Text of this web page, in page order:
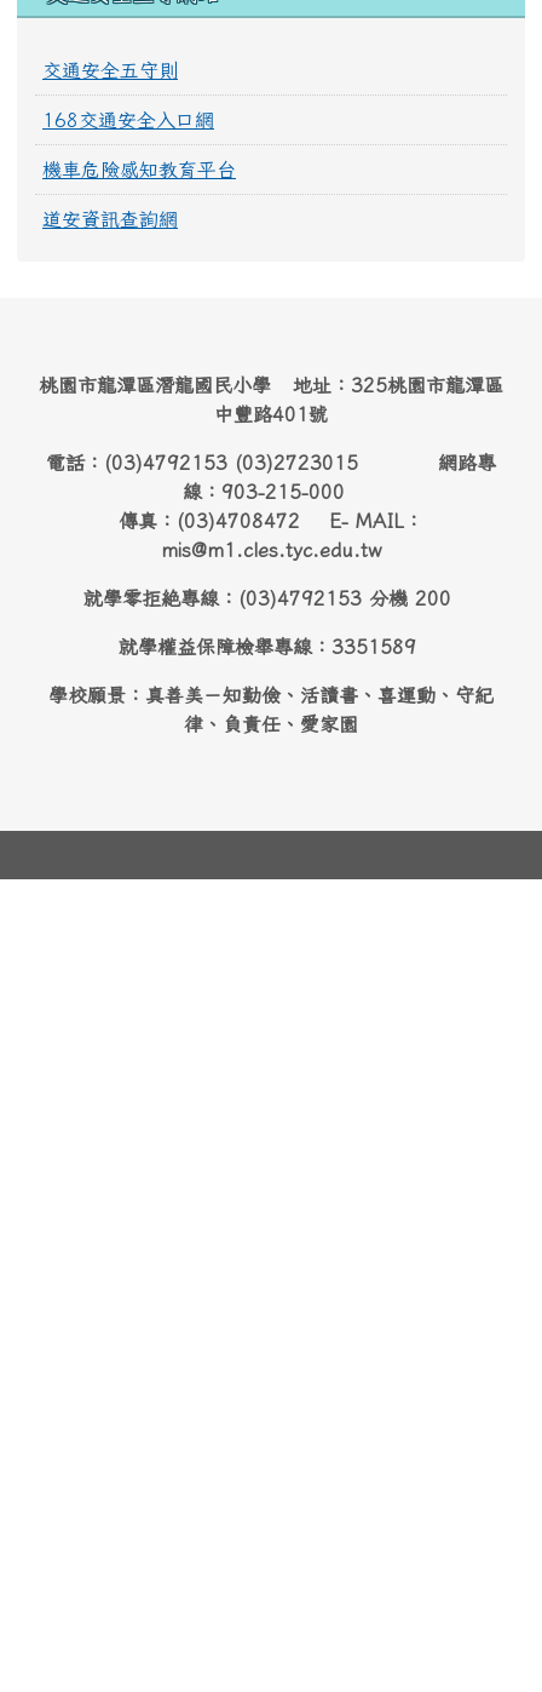
交通安全五守則
168交通安全入口網
機車危險感知教育平台
道安資訊查詢網
桃園市龍潭區潛龍國民小學 地址：325桃園市龍潭區
中豐路401號
電話：(03)4792153 (03)2723015 網路專
線：903-215-000
傳真：(03)4708472 E- MAIL：
mis@m1.cles.tyc.edu.tw
就學零拒絶專線：(03)4792153 分機 200
就學權益保障檢舉專線：3351589
學校願景：真善美－知勤儉、活讀書、喜運動、守紀
律、負責任、愛家園